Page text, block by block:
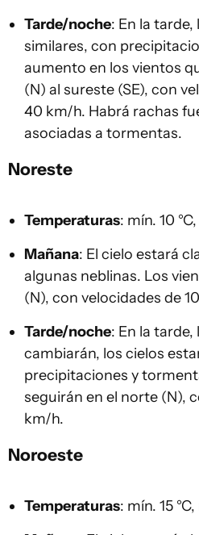
Tarde/noche: En la
similares, con
aumento en los vientos
(N) al sureste (SE), con
40 km/h. Habrá rachas
asociadas a tormentas.
Noreste
Temperaturas: mín. 10
Mañana: El cielo estará
algunas neblinas. Los
(N), con velocidades de
Tarde/noche: En la
cambiarán, los cielos
precipitaciones y
seguirán en el norte (N),
km/h.
Noroeste
Temperaturas: mín. 15